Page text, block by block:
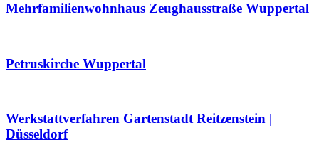
Mehrfamilienwohnhaus Zeughausstraße Wuppertal
Petruskirche Wuppertal
Werkstattverfahren Gartenstadt Reitzenstein |
Düsseldorf